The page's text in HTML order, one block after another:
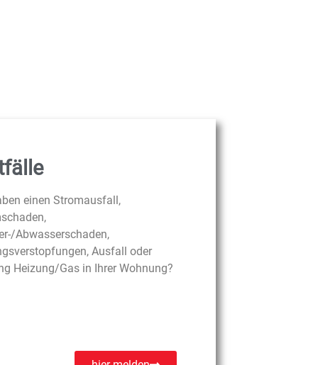
einen Stromausfall,
Abwasserschaden,
Ausfall oder
Heizung/Gas in Ihrer Wohnung?